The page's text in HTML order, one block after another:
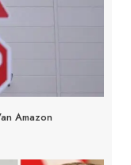
Amazon